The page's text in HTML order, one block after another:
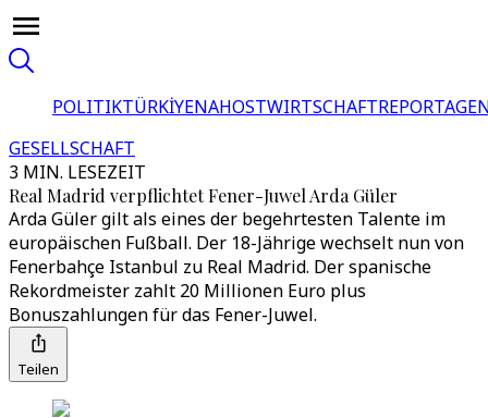
POLITIKTÜRKİYENAHOSTWIRTSCHAFT
GESELLSCHAFT
3 MIN. LESEZEIT
Real Madrid verpflichtet Fener-Juwel Arda Güler
Arda Güler gilt als eines der begehrtesten Talente im
europäischen Fußball. Der 18-Jährige wechselt nun von
Fenerbahçe Istanbul zu Real Madrid. Der spanische
Rekordmeister zahlt 20 Millionen Euro plus
Bonuszahlungen für das Fener-Juwel.
Teilen